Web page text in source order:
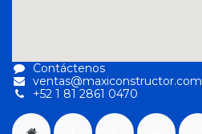
Contáctenos
ventas@maxiconstructor.com
+52 1 81 2861 0470